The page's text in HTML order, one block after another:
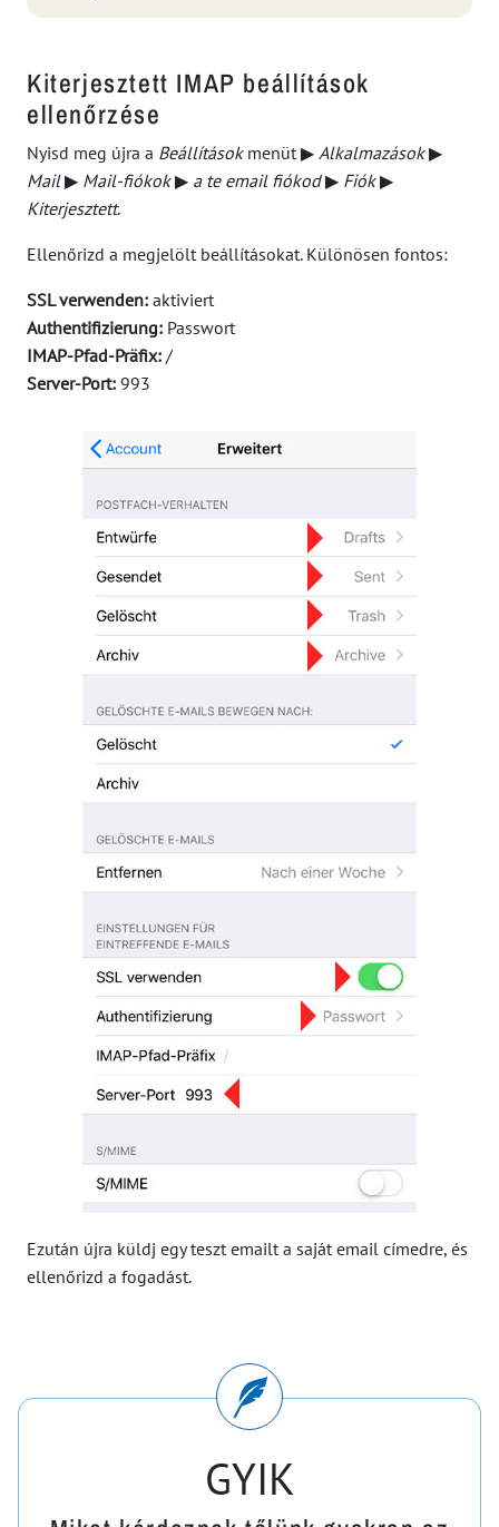
Kiterjesztett IMAP beállítások
ellenőrzése
Nyisd meg újra a Beállításokmenüt▶ Alkalmazások ▶
Mail ▶ Mail-fiókok ▶ a te email fiókod ▶ Fiók ▶
Kiterjesztett.
Ellenőrizd a megjelölt beállításokat. Különösen fontos:
SSL verwenden: aktiviert
Authentifizierung: Passwort
IMAP-Pfad-Präfix: /
Server-Port: 993
Ezután újra küldj egy teszt emailt a saját email címedre, és
ellenőrizd a fogadást.
GYIK